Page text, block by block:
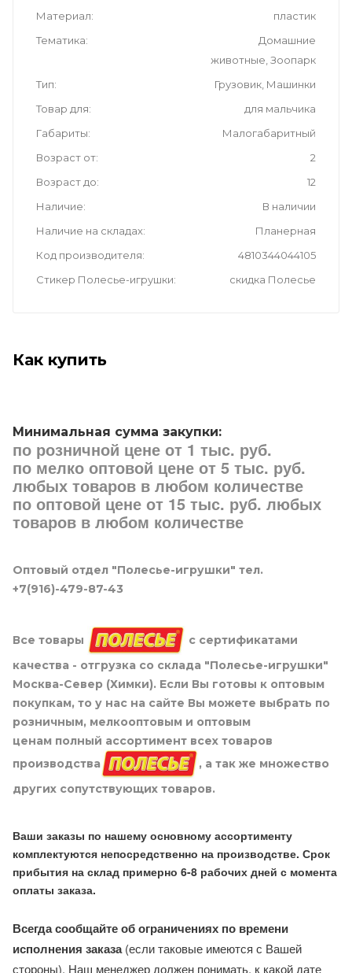
Материал
пластик
Тематика
Домашние
животные, Зоопарк
Тип
Грузовик, Машинки
Товар для
для мальчика
Габариты
Малогабаритный
Возраст от
2
Возраст до
12
Наличие
В наличии
Наличие на складах
Планерная
Код производителя
4810344044105
Стикер Полесье-игрушки
скидка Полесье
Как купить
Минимальная сумма закупки:
по розничной цене от 1 тыс. руб.
по мелко оптовой цене от 5 тыс. руб.
любых товаров в любом количестве
по оптовой цене от 15 тыс. руб. любых
товаров в любом количестве
Оптовый отдел "Полесье-игрушки" тел.
+7(916)-479-87-43
Все товары
с сертификатами
качества - отгрузка со склада "Полесье-игрушки"
Москва-Север (Химки). Если Вы готовы к оптовым
покупкам, то у нас на сайте Вы можете выбрать по
розничным, мелкооптовым и оптовым
ценам полный ассортимент всех товаров
производства
, а так же множество
других сопутствующих товаров.
Ваши заказы по нашему основному ассортименту
комплектуются непосредственно на производстве. Срок
прибытия на склад примерно 6-8 рабочих дней с момента
оплаты заказа.
Всегда сообщайте об ограничениях по времени
исполнения заказа(если таковые имеются с Вашей
стороны). Наш менеджер должен понимать, к какой дате